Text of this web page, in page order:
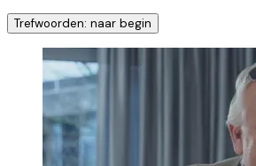
Trefwoorden: naar begin